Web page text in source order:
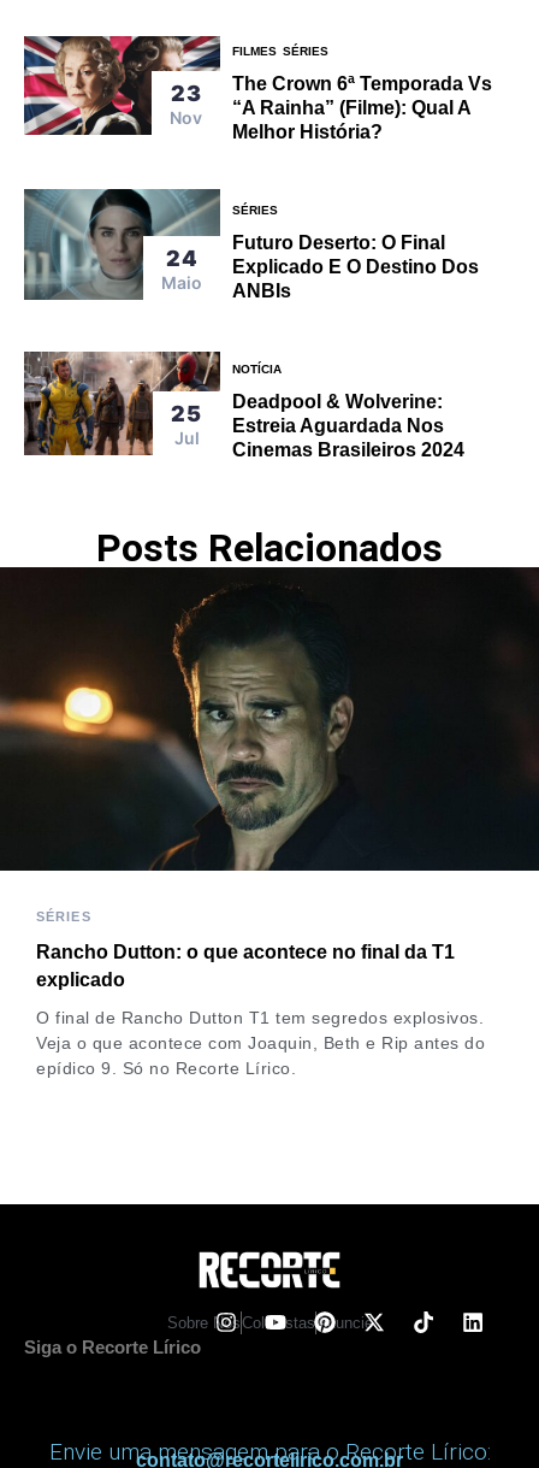
23
Nov
FILMES SÉRIES
The Crown 6ª Temporada Vs
“A Rainha” (filme): Qual A
Melhor História?
24
Maio
SÉRIES
Futuro Deserto: O Final
Explicado E O Destino Dos
ANBIs
25
Jul
NOTÍCIA
Deadpool & Wolverine:
Estreia Aguardada Nos
Cinemas Brasileiros 2024
Posts Relacionados
SÉRIES
Rancho Dutton: o que acontece no final da T1
explicado
O final de Rancho Dutton T1 tem segredos explosivos.
Veja o que acontece com Joaquin, Beth e Rip antes do
epídico 9. Só no Recorte Lírico.
Sobre NosColunistasAnuncie
Siga o Recorte Lírico
Envie uma mensagem para o Recorte Lírico:
contato@recortelirico.com.br